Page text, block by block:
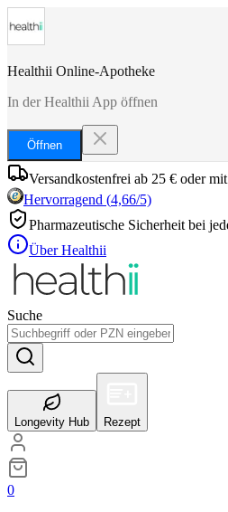
Healthii Online-Apotheke
In der Healthii App öffnen
Öffnen
Versandkostenfrei ab 25 € oder
Hervorragend (4,66/5)
Pharmazeutische Sicherheit bei
Über Healthii
Suche
Longevity Hub Rezept
0